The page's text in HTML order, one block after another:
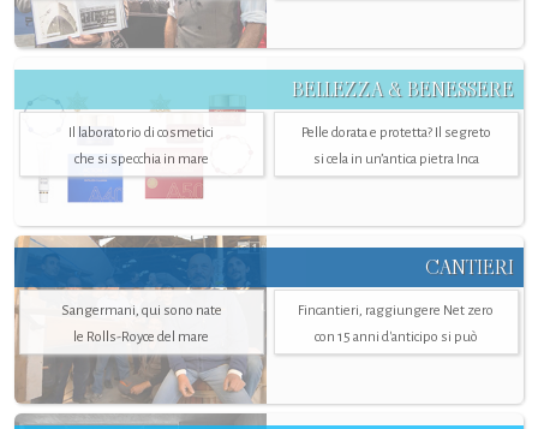
BELLEZZA & BENESSERE
Il laboratorio di cosmetici
che si specchia in mare
Pelle dorata e protetta? Il segreto
si cela in un’antica pietra Inca
CANTIERI
Sangermani, qui sono nate
le Rolls-Royce del mare
Fincantieri, raggiungere Net zero
con 15 anni d'anticipo si può